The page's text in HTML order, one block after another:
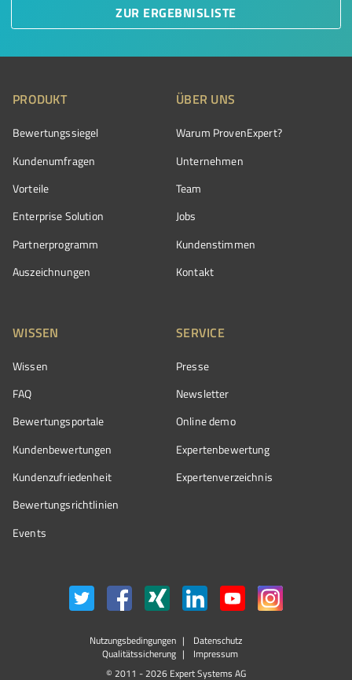
ZUR ERGEBNISLISTE
PRODUKT
Bewertungssiegel
Kundenumfragen
Vorteile
Enterprise Solution
Partnerprogramm
Auszeichnungen
ÜBER UNS
Warum ProvenExpert?
Unternehmen
Team
Jobs
Kundenstimmen
Kontakt
WISSEN
Wissen
FAQ
Bewertungsportale
Kundenbewertungen
Kundenzufriedenheit
Bewertungs­richtlinien
Events
SERVICE
Presse
Newsletter
Online demo
Expertenbewertung
Expertenverzeichnis
Nutzungsbedingungen
Datenschutz
Qualitätssicherung
Impressum
© 2011 - 2026 Expert Systems AG